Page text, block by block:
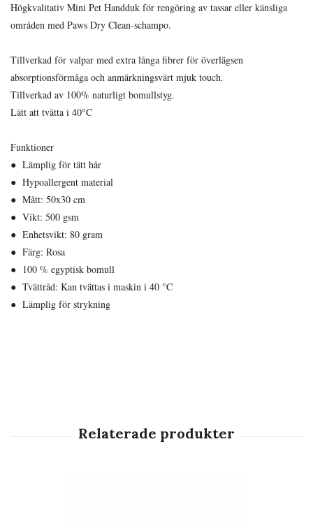
Högkvalitativ Mini Pet Handduk för rengöring av tassar eller känsliga
områden med Paws Dry Clean-schampo.
Tillverkad för valpar med extra långa fibrer för överlägsen
absorptionsförmåga och anmärkningsvärt mjuk touch.
Tillverkad av 100% naturligt bomullstyg.
Lätt att tvätta i 40°C
Funktioner
● Lämplig för tätt hår
● Hypoallergent material
● Mått: 50x30 cm
● Vikt: 500 gsm
● Enhetsvikt: 80 gram
● Färg: Rosa
● 100 % egyptisk bomull
● Tvättråd: Kan tvättas i maskin i 40 °C
● Lämplig för strykning